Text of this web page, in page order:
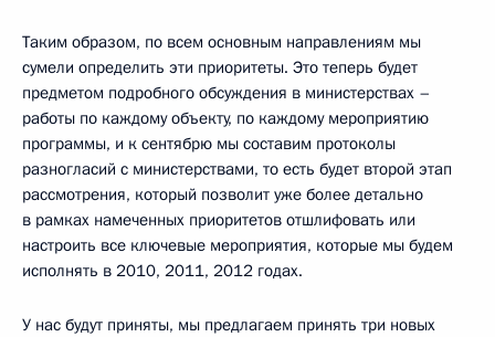
Таким образом, по всем основным направлениям мы
сумели определить эти приоритеты. Это теперь будет
предметом подробного обсуждения в министерствах –
работы по каждому объекту, по каждому мероприятию
программы, и к сентябрю мы составим протоколы
разногласий с министерствами, то есть будет второй этап
рассмотрения, который позволит уже более детально
в рамках намеченных приоритетов отшлифовать или
настроить все ключевые мероприятия, которые мы будем
исполнять в 2010, 2011, 2012 годах.
У нас будут приняты, мы предлагаем принять три новых